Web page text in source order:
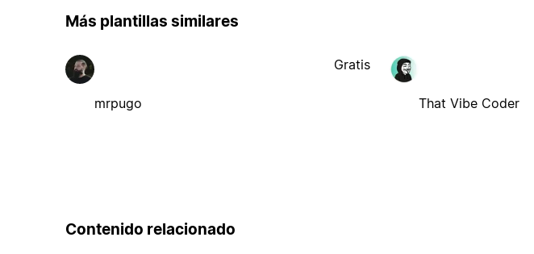
Más plantillas similares
mrpugo
Gratis
That Vibe Coder
Contenido relacionado